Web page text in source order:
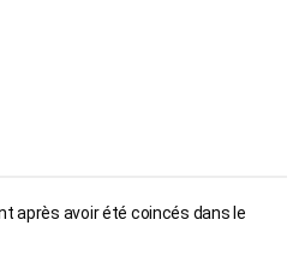
après avoir été coincés dans le